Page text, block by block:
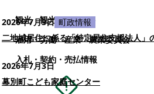
観光
観光・イベント
雇用・労働
産業
農業委員会
入札・契約・売払情報
2026年7月3日 町政情報
二地域居住に係る「特定居住支援法人」
2026年7月3日
幕別町こども家庭センター